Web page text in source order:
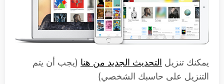
يمكنك تنزيل التحديث الجديد من هنا (يجب أن يتم
التنزيل على حاسبك الشخصي)